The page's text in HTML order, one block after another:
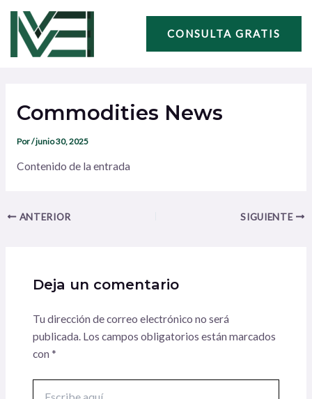
contenido
CONSULTA GRATIS
Commodities News
Por/junio 30, 2025
Contenido de la entrada
entradas
ANTERIOR SIGUIENTE
Deja un comentario
Tu dirección de correo electrónico no será
publicada. Los campos obligatorios están marcados
con *